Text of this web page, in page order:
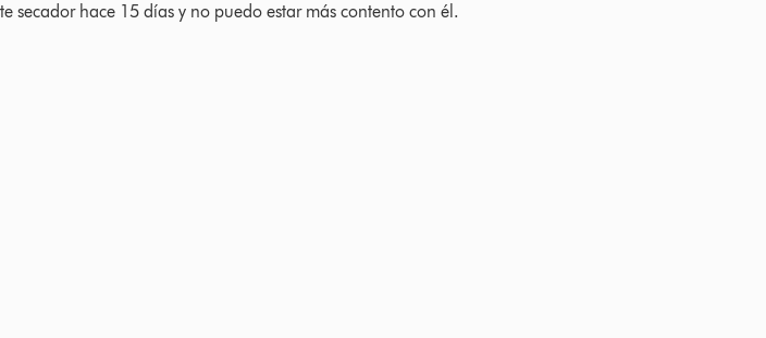
secador hace 15 días y no puedo estar más contento con él.